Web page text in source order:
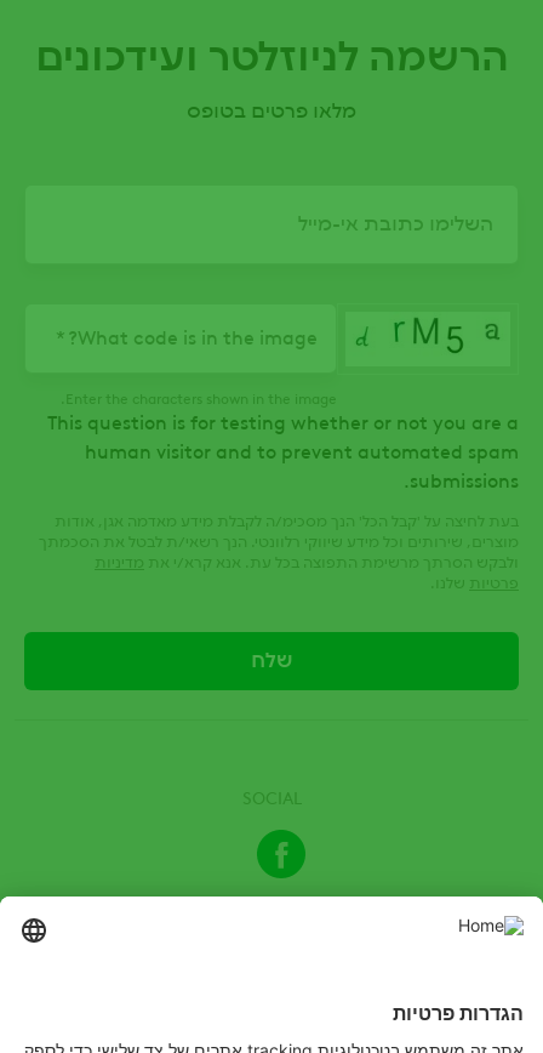
הרשמה לניוזלטר ועידכונים
מלאו פרטים בטופס
What code is in the image?
Enter the characters shown in the image.
This question is for testing whether or not you are a
human visitor and to prevent automated spam
submissions.
בעת לחיצה על 'קבל הכל' הנך מסכימ/ה לקבלת מידע מאדמה אגן, אודות
מוצרים, שירותים וכל מידע שיווקי רלוונטי. הנך רשאי/ת לבטל את הסכמתך
ולבקש הסרתך מרשימת התפוצה בכל עת. אנא קרא/י את מדיניות
פרטיות שלנו.
SOCIAL
© 2024 כל הזכויות שמורות לחברת אדמה אגן בע"מ | קרא בעיון את